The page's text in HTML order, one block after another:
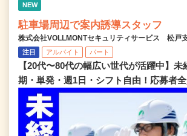
NEW
駐車場周辺で案内誘導スタッフ
株式会社VOLLMONTセキュリティサービス 松戸支
注目 アルバイト パート
【20代〜80代の幅広い世代が活躍中】
期・単発・週1日・シフト自由！応募者全